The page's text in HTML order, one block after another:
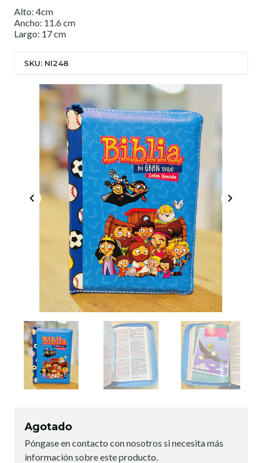
Alto: 4cm
Ancho: 11.6 cm
Largo: 17 cm
SKU: NI248
Agotado
Póngase en contacto con nosotros si necesita más
información sobre este producto.